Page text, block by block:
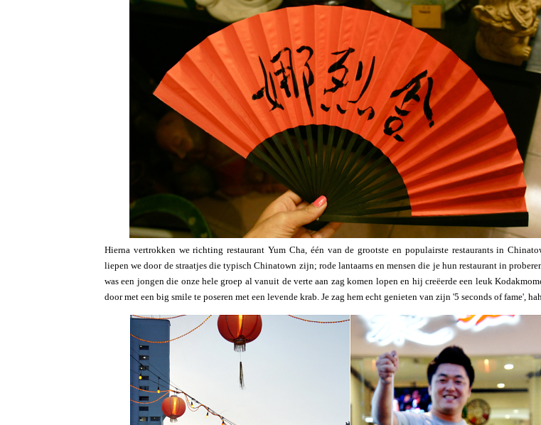
Hierna vertrokken we richting restaurant Yum Cha, één van de grootste en populairste restaurants in
liepen we door de straatjes die typisch Chinatown zijn; rode lantaarns en mensen die je hun restaurant in
was een jongen die onze hele groep al vanuit de verte aan zag komen lopen en hij creëerde een leuk
door met een big smile te poseren met een levende krab. Je zag hem echt genieten van zijn '5 seconds of fame',